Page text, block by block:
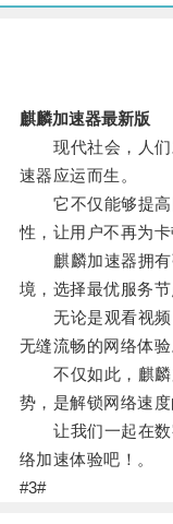
麒麟加速器最新版
现代社会，人们
速器应运而生。
它不仅能够提高
性，让用户不再为卡
麒麟加速器拥有
境，选择最优服务
无论是观看视频
无缝流畅的网络体验
不仅如此，麒麟
势，是解锁网络速度
让我们一起在数
络加速体验吧！。
#3#